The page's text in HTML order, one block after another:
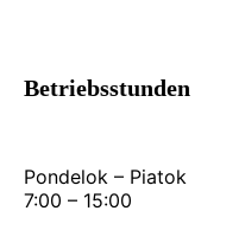
Betriebsstunden
Pondelok – Piatok
7:00 – 15:00